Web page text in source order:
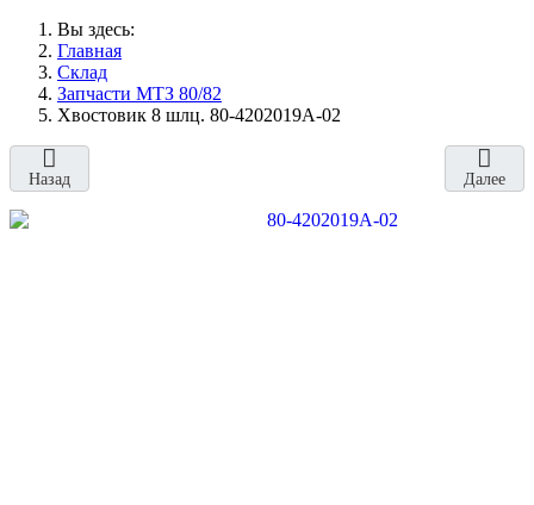
Вы здесь:
Главная
Склад
Запчасти МТЗ 80/82
Хвостовик 8 шлц. 80-4202019А-02
Назад Далее